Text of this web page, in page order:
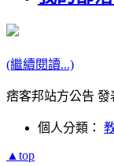
(繼續閱讀...)
痞客邦站方公告 發
個人分類：
▲top